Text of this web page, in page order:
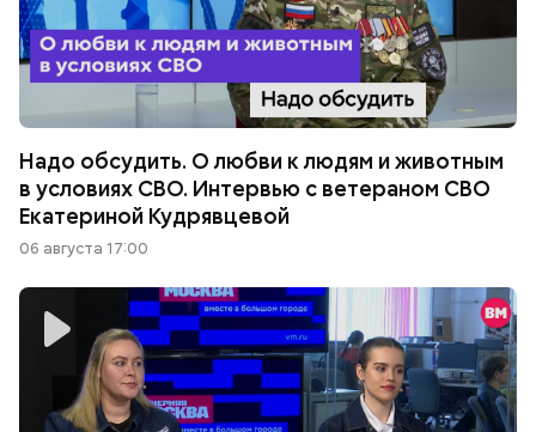
Надо обсудить. О любви к людям и животным
в условиях СВО. Интервью с ветераном СВО
Екатериной Кудрявцевой
06 августа 17:00